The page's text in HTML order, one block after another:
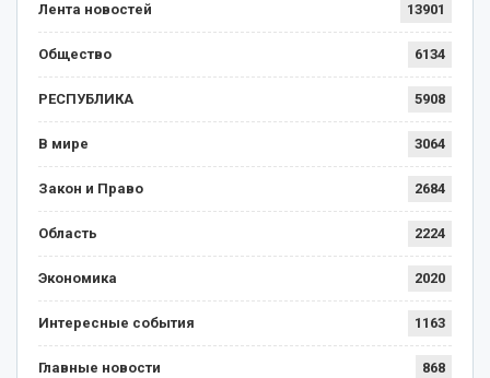
Лента новостей 13901
Общество 6134
РЕСПУБЛИКА 5908
В мире 3064
Закон и Право 2684
Область 2224
Экономика 2020
Интересные события 1163
Главные новости 868